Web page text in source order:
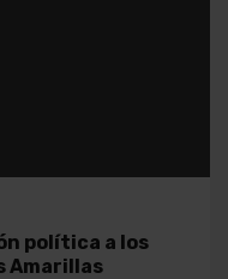
política a los
Amarillas